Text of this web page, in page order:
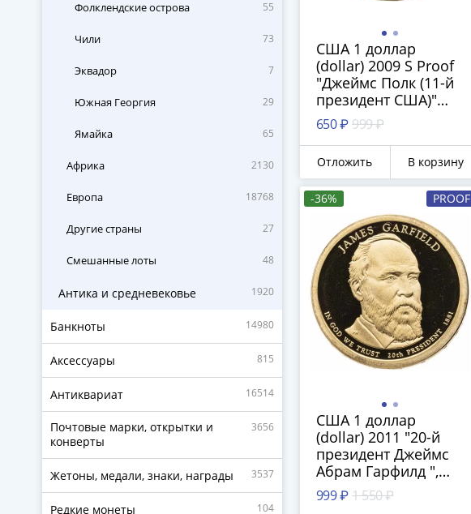
Фолклендские острова 55
Чили 73
Эквадор 7
Южная Георгия 29
Ямайка 65
Африка 2130
Европа 18768
Другие страны 27
Смешанные лоты 48
Антика и средневековье 1920
Банкноты 14980
Аксессуары 815
Антиквариат 16514
Почтовые марки, открытки и
конверты
3656
Жетоны, медали, знаки, награды 3537
Редкие монеты 104
США 1 доллар
(dollar) 2009 S Proof
"Джеймс Полк (11-й
президент США)"
знак монетного
двора "S" - Сан-
Франциско
650 ₽ 999 ₽
Отложить В корзину
-36% PROOF
США 1 доллар
(dollar) 2011 "20-й
президент Джеймс
Абрам Гарфилд ",
знак монетного
двора "S" - Сан-
999 ₽ 1 550 ₽